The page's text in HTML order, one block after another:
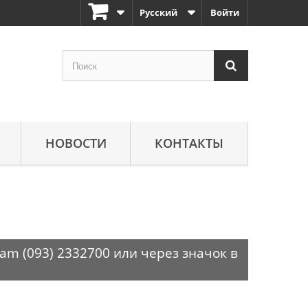
Войти
Русский
НОВОСТИ КОНТАКТЫ
(093) 2332700 или через значок в